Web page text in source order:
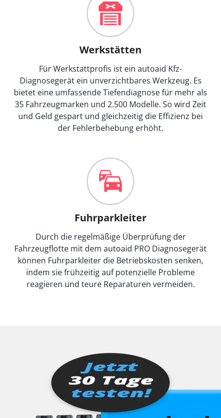
Werkstätten
Für Werkstattprofis ist ein autoaid Kfz-
Diagnosegerät ein unverzichtbares Werkzeug. Es
bietet eine umfassende Tiefendiagnose für mehr als
35 Fahrzeugmarken und 2.500 Modelle. So wird Zeit
und Geld gespart und gleichzeitig die Effizienz bei
der Fehlerbehebung erhöht.
Fuhrparkleiter
Durch die regelmäßige Überprüfung der
Fahrzeugflotte mit dem autoaid PRO Diagnosegerät
können Fuhrparkleiter die Betriebskosten senken,
indem sie frühzeitig auf potenzielle Probleme
reagieren und teure Reparaturen vermeiden.